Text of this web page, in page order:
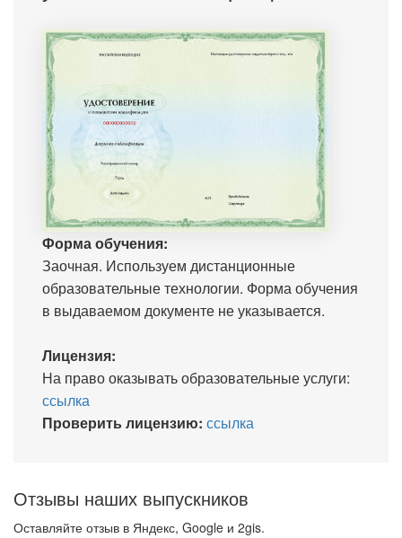
Форма обучения:
Заочная. Используем дистанционные
образовательные технологии. Форма обучения
в выдаваемом документе не указывается.
Лицензия:
На право оказывать образовательные услуги:
ссылка
Проверить лицензию: ссылка
Отзывы наших выпускников
Оставляйте отзыв в Яндекс, Google и 2gis.